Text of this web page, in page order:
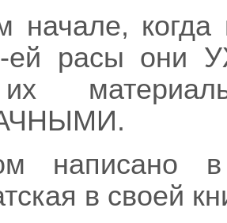
начале,
ей расы они
написано в
в своей